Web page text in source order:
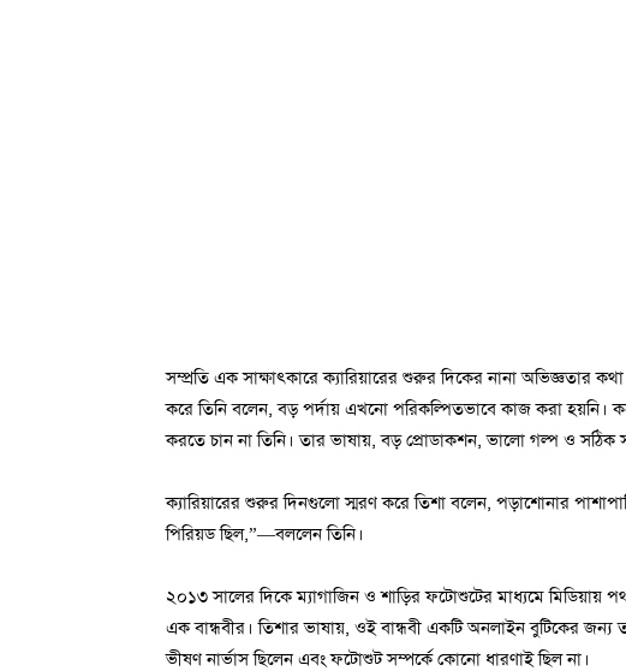
সম্প্রতি এক সাক্ষাৎকারে ক্যারিয়ারের শুরুর দিকের নানা অভিজ্ঞতার
করে তিনি বলেন, বড় পর্দায় এখনো পরিকল্পিতভাবে কাজ করা হয়নি।
করতে চান না তিনি। তার ভাষায়, বড় প্রোডাকশন, ভালো গল্প ও
ক্যারিয়ারের শুরুর দিনগুলো স্মরণ করে তিশা বলেন, পড়াশোনার
পিরিয়ড ছিল,”—বললেন তিনি।
২০১৩ সালের দিকে ম্যাগাজিন ও শাড়ির ফটোশুটের মাধ্যমে মিডিয়ায়
এক বান্ধবীর। তিশার ভাষায়, ওই বান্ধবী একটি অনলাইন বুটিকের
ভীষণ নার্ভাস ছিলেন এবং ফটোশুট সম্পর্কে কোনো ধারণাই ছিল না।